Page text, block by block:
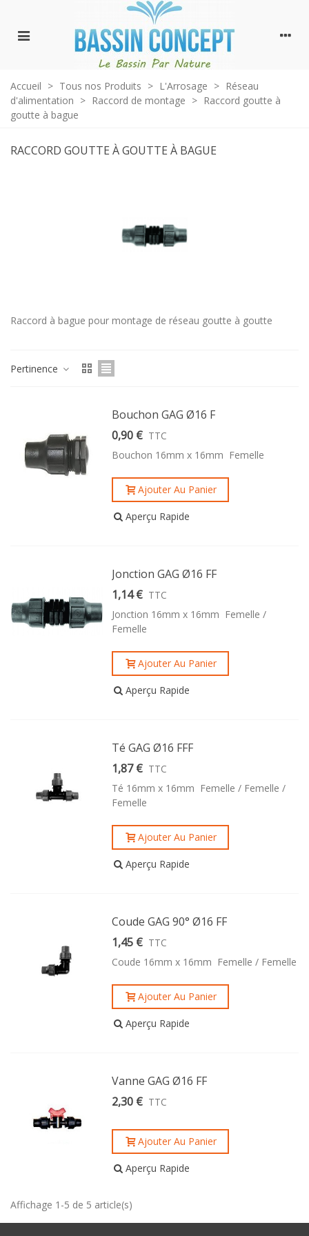
Accueil > Tous nos Produits > L'Arrosage > Réseau
d'alimentation > Raccord de montage > Raccord goutte à
goutte à bague
RACCORD GOUTTE À GOUTTE À BAGUE
Raccord à bague pour montage de réseau goutte à goutte
Pertinence
Bouchon GAG Ø16 F
0,90 € TTC
Bouchon 16mm x 16mm Femelle
Ajouter Au Panier
Aperçu Rapide
Jonction GAG Ø16 FF
1,14 € TTC
Jonction 16mm x 16mm Femelle /
Femelle
Ajouter Au Panier
Aperçu Rapide
Té GAG Ø16 FFF
1,87 € TTC
Té 16mm x 16mm Femelle / Femelle /
Femelle
Ajouter Au Panier
Aperçu Rapide
Coude GAG 90° Ø16 FF
1,45 € TTC
Coude 16mm x 16mm Femelle / Femelle
Ajouter Au Panier
Aperçu Rapide
Vanne GAG Ø16 FF
2,30 € TTC
Ajouter Au Panier
Aperçu Rapide
Affichage 1-5 de 5 article(s)